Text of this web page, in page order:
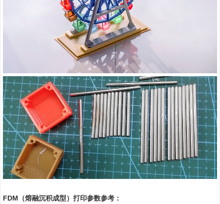
FDM（熔融沉积成型）打印参数参考：